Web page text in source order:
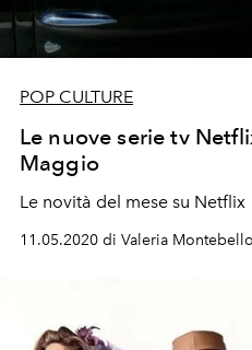
POP CULTURE
Le nuove serie tv
Maggio
Le novità del mese su Netflix
11.05.2020 di Valeria Montebello